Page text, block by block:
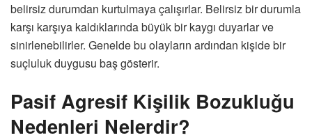
belirsiz durumdan kurtulmaya çalışırlar. Belirsiz bir durumla
karşı karşıya kaldıklarında büyük bir kaygı duyarlar ve
sinirlenebilirler. Genelde bu olayların ardından kişide bir
suçluluk duygusu baş gösterir.
Pasif Agresif Kişilik Bozukluğu
Nedenleri Nelerdir?